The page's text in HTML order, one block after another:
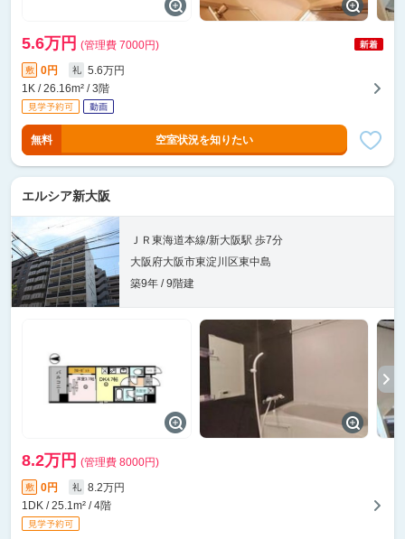
5.6万円 (管理費 7000円)
敷 0円 礼
5.6万円
1K / 26.16m² / 3階
無料 空室状況を知りたい
エルシア新大阪
ＪＲ東海道本線/新大阪駅 歩7分
大阪府大阪市東淀川区東中島
築9年 / 9階建
8.2万円 (管理費 8000円)
敷 0円 礼
8.2万円
1DK / 25.1m² / 4階